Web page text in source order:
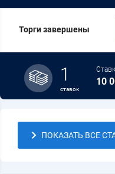
Торги завершены
1
ставок
10
ПОКАЗАТЬ ВСЕ